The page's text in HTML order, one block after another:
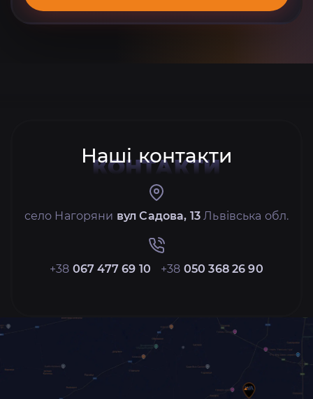
Наші контакти
КОНТАКТИ
село Нагоряни вул Садова, 13 Львівська обл.
+38 067 477 69 10 +38 050 368 26 90